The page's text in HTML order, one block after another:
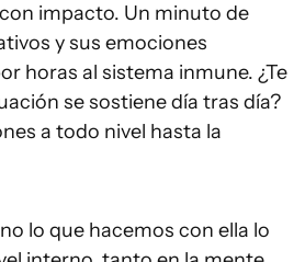
impacto. Un minuto de
y sus emociones
horas al sistema inmune. ¿Te
se sostiene día tras día?
a todo nivel hasta la
lo que hacemos con ella lo